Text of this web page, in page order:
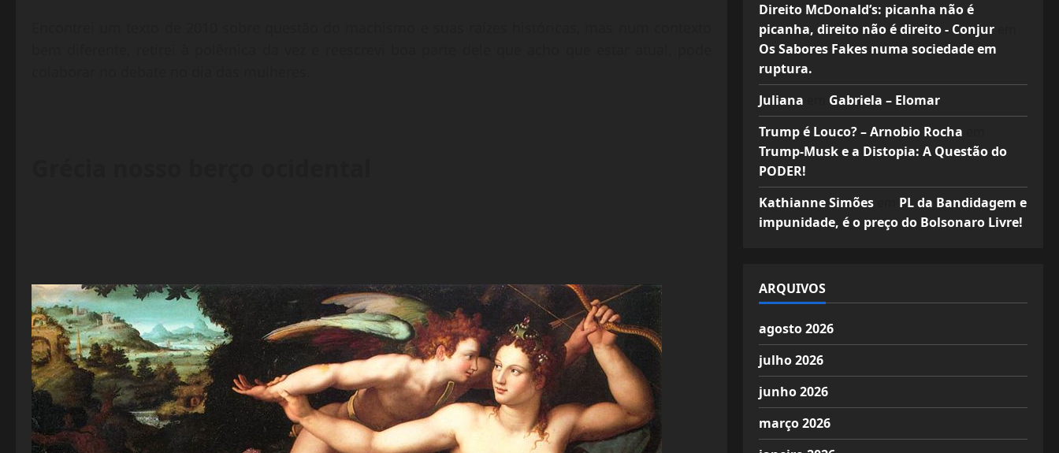
Direito McDonald’s: picanha não é
picanha, direito não é direito - Conjurem
Os Sabores Fakes numa sociedade em
ruptura.
Juliana
Gabriela – Elomar
Trump é Louco? – Arnobio Rocha
Trump-Musk e a Distopia: A Questão do
PODER!
Kathianne Simõesem PL da Bandidagem e
impunidade, é o preço do Bolsonaro Livre!
ARQUIVOS
agosto 2026
julho 2026
junho 2026
março 2026